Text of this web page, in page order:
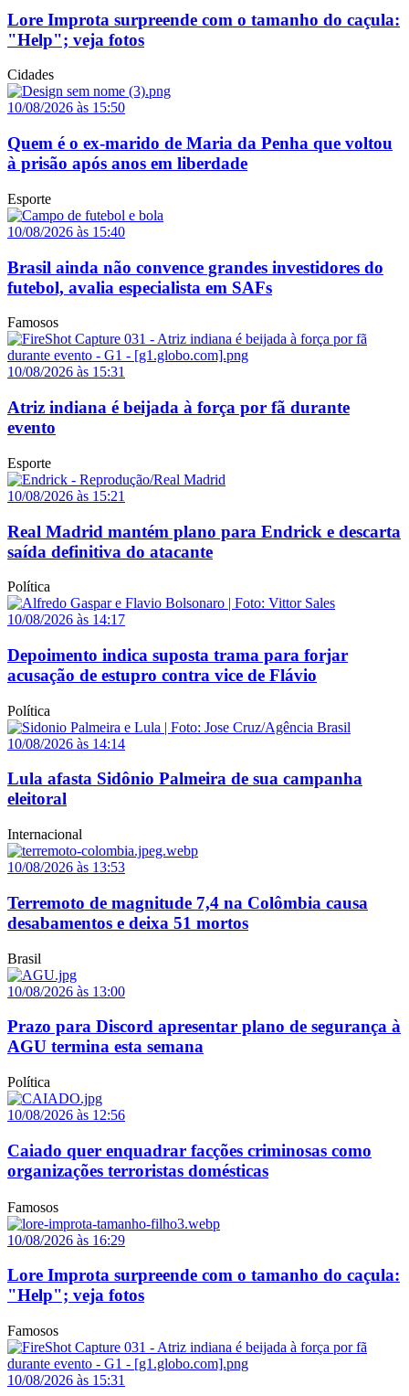
Lore Improta surpreende com o tamanho do caçula:
"Help"; veja fotos
Cidades
10/08/2026 às 15:50
Quem é o ex-marido de Maria da Penha que voltou
à prisão após anos em liberdade
Esporte
10/08/2026 às 15:40
Brasil ainda não convence grandes investidores do
futebol, avalia especialista em SAFs
Famosos
10/08/2026 às 15:31
Atriz indiana é beijada à força por fã durante
evento
Esporte
10/08/2026 às 15:21
Real Madrid mantém plano para Endrick e descarta
saída definitiva do atacante
Política
10/08/2026 às 14:17
Depoimento indica suposta trama para forjar
acusação de estupro contra vice de Flávio
Política
10/08/2026 às 14:14
Lula afasta Sidônio Palmeira de sua campanha
eleitoral
Internacional
10/08/2026 às 13:53
Terremoto de magnitude 7,4 na Colômbia causa
desabamentos e deixa 51 mortos
Brasil
10/08/2026 às 13:00
Prazo para Discord apresentar plano de segurança à
AGU termina esta semana
Política
10/08/2026 às 12:56
Caiado quer enquadrar facções criminosas como
organizações terroristas domésticas
Famosos
10/08/2026 às 16:29
Lore Improta surpreende com o tamanho do caçula:
"Help"; veja fotos
Famosos
10/08/2026 às 15:31